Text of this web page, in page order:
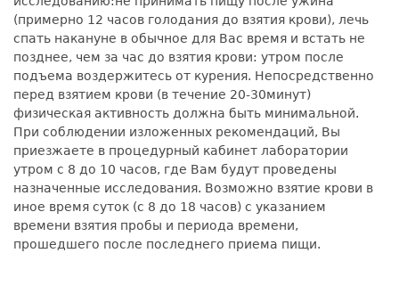
(примерно 12 часов голодания до взятия крови), лечь
спать накануне в обычное для Вас время и встать не
позднее, чем за час до взятия крови: утром после
подъема воздержитесь от курения. Непосредственно
перед взятием крови (в течение 20-30минут)
физическая активность должна быть минимальной.
При соблюдении изложенных рекомендаций, Вы
приезжаете в процедурный кабинет лаборатории
утром с 8 до 10 часов, где Вам будут проведены
назначенные исследования. Возможно взятие крови в
иное время суток (с 8 до 18 часов) с указанием
времени взятия пробы и периода времени,
прошедшего после последнего приема пищи.